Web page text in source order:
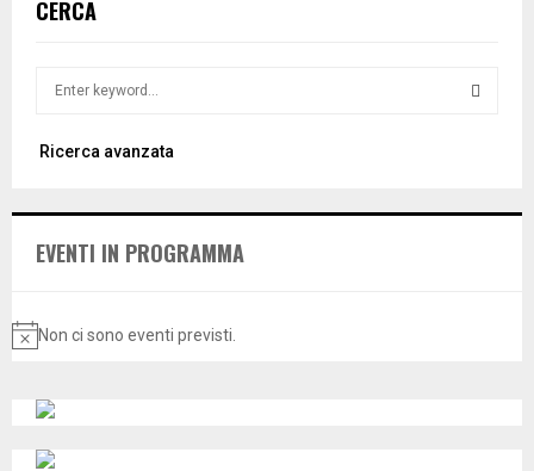
CERCA
r
o
Ricerca avanzata
EVENTI IN PROGRAMMA
N
Non ci sono eventi previsti.